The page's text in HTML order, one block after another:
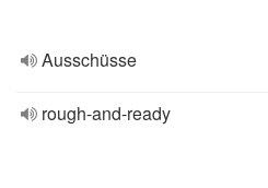
Ausschüsse
rough-and-ready